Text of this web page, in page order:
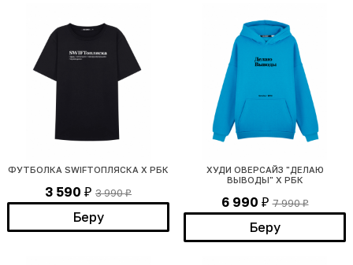
ФУТБОЛКА SWIFTОПЛЯСКА Х РБК
3 590 ₽ 3 990₽
Беру
ХУДИ ОВЕРСАЙЗ "ДЕЛАЮ
ВЫВОДЫ" Х РБК
6 990 ₽ 7 990₽
Беру